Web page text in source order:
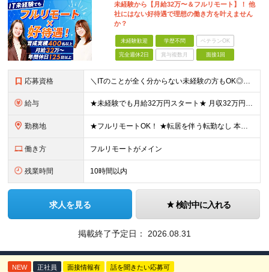
未経験から【月給32万〜＆フルリモート】！ 他
社にはない好待遇で理想の働き方を叶えません
か？
未経験歓迎 学歴不問 ベテランOK
完全週休2日 賞与複数月 面接1回
応募資格 ＼ITのことが全く分からない未経験の方もOK◎／≪ポテンシャル採用実施中≫ ★未経験OK！フリータからの正社員デビューもOK！ ★学歴不問 ≪こんな方にピッタリです！≫ ◎未経験から本気でエンジニア
給与 ★未経験でも月給32万円スタート★ 月収32万円～35万円＋各種手当（資格手当だけで毎月15万の上乗せ実績あり！） ★資格手当豊富！1資格につき最大3万円支給 ★功績手当の導入で、毎月のお給与に上乗
勤務地 ★フルリモートOK！ ★転居を伴う転勤なし 本社またはプロジェクト先にて勤務いただきます！ ※プロジェクト先は一都三県及び23区内がメイン 【本社】 東京都新宿区神楽坂1-2 研究社英語センタービ
働き方 フルリモートがメイン
残業時間 10時間以内
求人を見る 検討中に入れる
掲載終了予定日： 2026.08.31
NEW 正社員 面接情報有 話を聞きたい応募可